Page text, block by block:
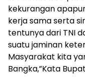
kekurangan
kerja sama serta
tentunya dari TNI
suatu jaminan
Masyarakat kita
Bangka,”Kata